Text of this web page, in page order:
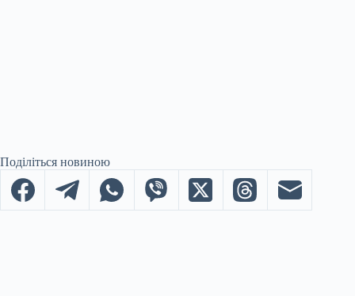
Поділіться новиною